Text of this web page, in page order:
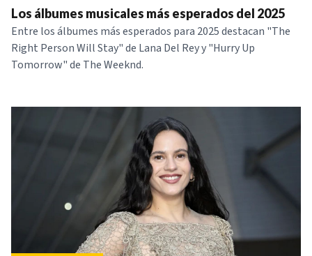
Los álbumes musicales más esperados del 2025
Entre los álbumes más esperados para 2025 destacan "The
Right Person Will Stay" de Lana Del Rey y "Hurry Up
Tomorrow" de The Weeknd.